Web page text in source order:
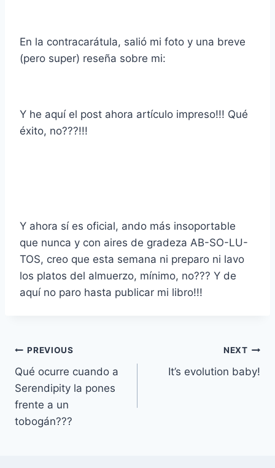
En la contracarátula, salió mi foto y una breve
(pero super) reseña sobre mi:
Y he aquí el post ahora artículo impreso!!! Qué
éxito, no???!!!
Y ahora sí es oficial, ando más insoportable
que nunca y con aires de gradeza AB-SO-LU-
TOS, creo que esta semana ni preparo ni lavo
los platos del almuerzo, mínimo, no??? Y de
aquí no paro hasta publicar mi libro!!!
Navegación
de
entradas
PREVIOUS
Qué ocurre cuando a
Serendipity la pones
frente a un
tobogán???
NEXT
It’s evolution baby!